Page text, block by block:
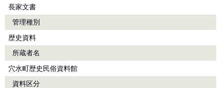
長家文書
管理種別
歴史資料
所蔵者名
穴水町歴史民俗資料館
資料区分